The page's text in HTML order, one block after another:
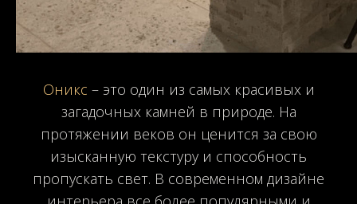
Оникс – это один из самых красивых и
загадочных камней в природе. На
протяжении веков он ценится за свою
изысканную текстуру и способность
пропускать свет. В современном дизайне